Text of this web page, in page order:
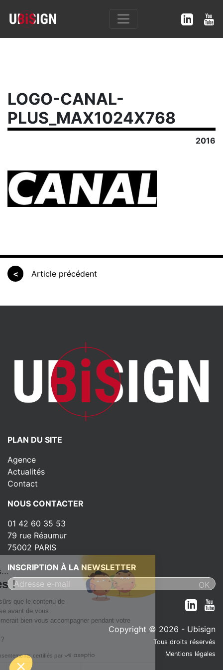
LOGO-CANAL-
PLUS_MAX1024X768
2016
< Article précédent
PLAN DU SITE
Agence
Actualités
Contact
NOUS CONTACTER
01 42 60 35 53
79 rue Réaumur
75002 PARIS
INSCRIPTION À LA NEWSLETTER
Copyright © 2026 - Ubisign
Tous droits réservés
Mentions légales
nous...
!
d'être sûrs que le contenu de
intéresse avant de vous
mais on aimerait bien vous accompagner pendant votre
vous ?
Consentements certifiés par